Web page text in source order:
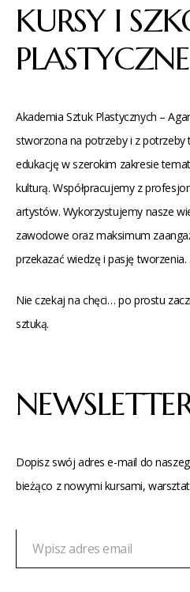
KURSY I
PLASTYCZNE
Akademia Sztuk Plastycznych –
stworzona na potrzeby i z potrzeby
edukację w szerokim zakresie
kulturą. Współpracujemy z
artystów. Wykorzystujemy nasze
zawodowe oraz maksimum
przekazać wiedzę i pasję tworzenia. .
Nie czekaj na chęci… po prostu
sztuką.
Dopisz swój adres e-mail do
bieżąco z nowymi kursami,